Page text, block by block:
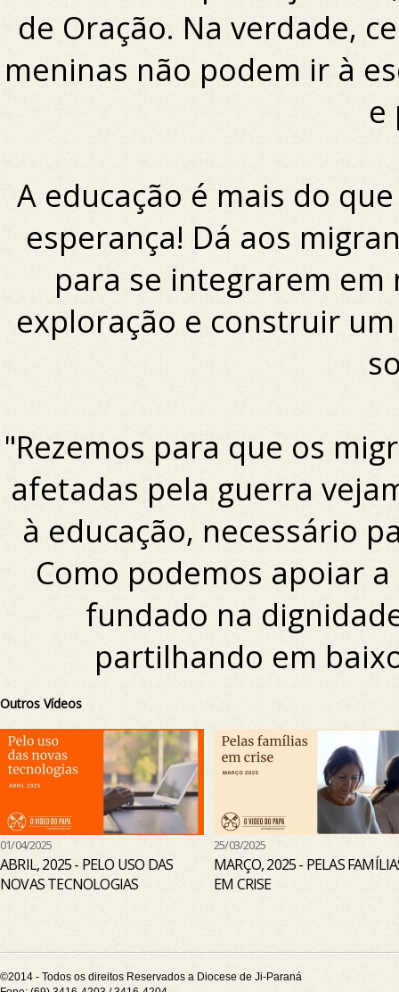
de Oração. Na verdade,
meninas não podem ir à
e
A educação é mais do
esperança! Dá aos
para se integrarem em
exploração e construir
"Rezemos para que os
afetadas pela guerra
à educação, necessário
Como podemos apoiar
fundado na
partilhando em
Outros Vídeos
01/04/2025
ABRIL, 2025 - PELO USO DAS
NOVAS TECNOLOGIAS
25/03/2025
MARÇO, 2025 - PELAS
EM CRISE
©2014 - Todos os direitos Reservados a Diocese de Ji-Paraná